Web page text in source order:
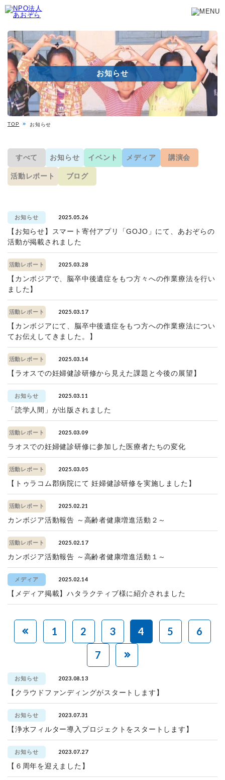
お知らせ
TOP お知らせ
すべて お知らせ イベント メディア 講演会
活動レポート ブログ
お知らせ 2025.05.26
【お知らせ】スマート寄付アプリ「GOJO」にて、あおぞらの
活動が掲載されました
活動レポート 2025.03.28
【カンボジアで、脳卒中後遺症をもつ方々への作業療法を行い
ました】
活動レポート 2025.03.17
【カンボジアにて、脳卒中後遺症をもつ方への作業療法につい
てお伝えしてきました。】
活動レポート 2025.03.14
【ラオスでの妊婦健診研修から見えた課題と今後の展望】
お知らせ 2025.03.11
「読学人間」が出版されました
活動レポート 2025.03.09
ラオスでの妊婦健診研修に参加した医療者たちの変化
活動レポート 2025.03.05
【トゥラコム郡病院にて 妊婦健診研修を実施しました】
活動レポート 2025.02.21
カンボジア活動報告 ～高齢者健康増進活動２～
活動レポート 2025.02.17
カンボジア活動報告 ～高齢者健康増進活動１～
メディア 2025.02.14
【メディア掲載】ハタラクティブ様に紹介されました
1 2 3 4 5
6
7
お知らせ 2023.08.13
【クラウドファンディングがスタートします】
お知らせ 2023.07.31
【浄水フィルター導入プロジェクトをスタートします】
お知らせ 2023.07.27
【６周年を迎えました】